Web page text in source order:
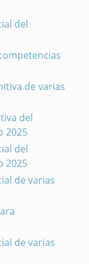
del
de varias
del
2025
del
2025
de varias
de varias